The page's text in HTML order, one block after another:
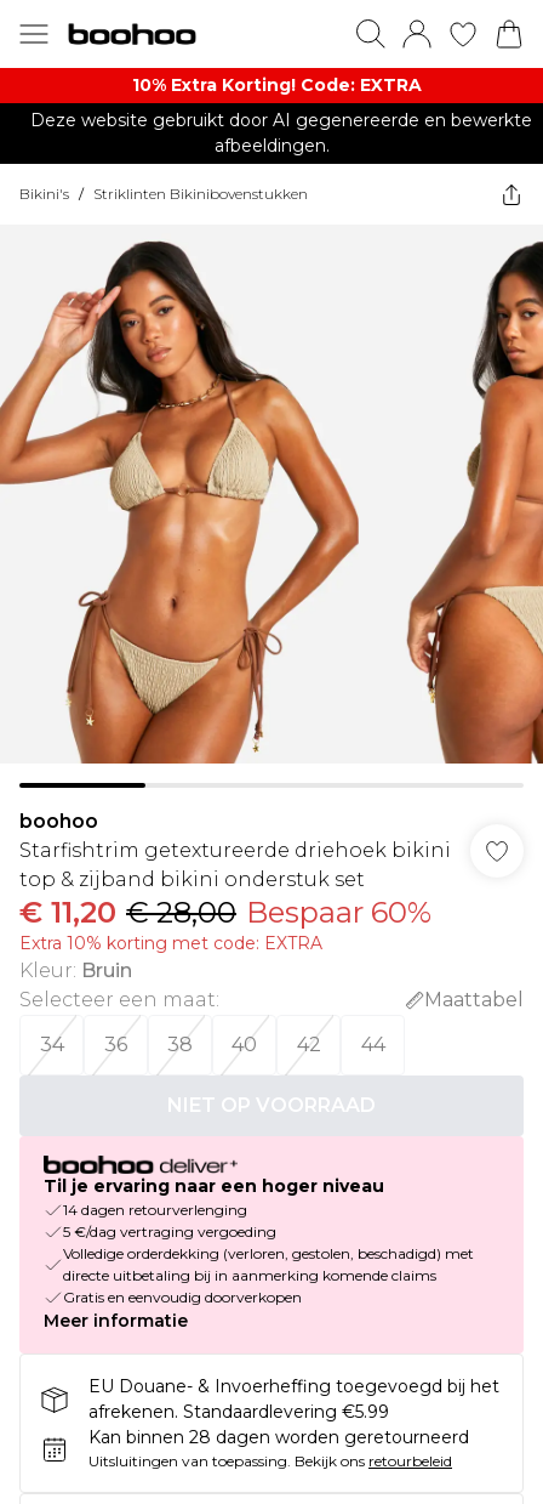
10% Extra Korting! Code: EXTRA​
Deze website gebruikt door AI gegenereerde en bewerkte
afbeeldingen.
Bikini's / Striklinten Bikinibovenstukken
boohoo
Starfishtrim getextureerde driehoek bikini
top & zijband bikini onderstuk set
€ 11,20 € 28,00 Bespaar 60%
Extra 10% korting met code: EXTRA
Kleur: Bruin
Selecteer een maat:
Maattabel
34
36 38 40 42 44
NIET OP VOORRAAD
Til je ervaring naar een hoger niveau
14 dagen retourverlenging
5 €/dag vertraging vergoeding
Volledige orderdekking (verloren, gestolen, beschadigd) met
directe uitbetaling bij in aanmerking komende claims
Gratis en eenvoudig doorverkopen
Meer informatie
EU Douane- & Invoerheffing toegevoegd bij het
afrekenen. Standaardlevering €5.99
Kan binnen 28 dagen worden geretourneerd
Uitsluitingen van toepassing. Bekijk ons retourbeleid